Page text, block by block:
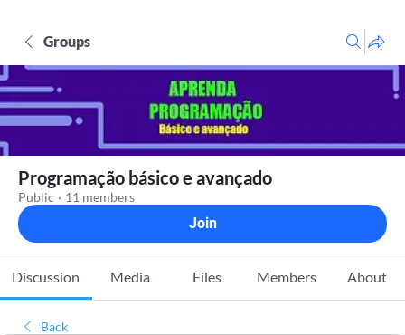
Groups
Programação básico e avançado
Public · 11 members
Join
Discussion Media Files Members About
Back